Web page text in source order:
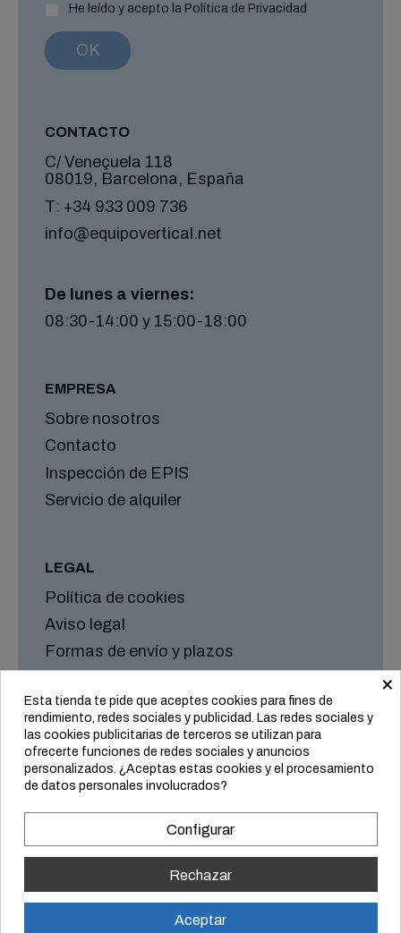
Evacuador manivela
He leído y acepto la Política de Privacidad
CONTACTO
C/ Veneçuela 118
08019, Barcelona, España
T: +34 933 009 736
info@equipovertical.net
De lunes a viernes:
08:30-14:00 y 15:00-18:00
EMPRESA
Sobre nosotros
Contacto
Inspección de EPIS
Servicio de alquiler
LEGAL
Política de cookies
Aviso legal
Formas de envío y plazos
© Equipo Vertical
×
Esta tienda te pide que aceptes cookies para fines de
rendimiento, redes sociales y publicidad. Las redes sociales y
las cookies publicitarias de terceros se utilizan para
ofrecerte funciones de redes sociales y anuncios
personalizados. ¿Aceptas estas cookies y el procesamiento
de datos personales involucrados?
Configurar
Rechazar
Aceptar